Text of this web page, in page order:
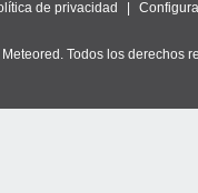
de privacidad
Todos los derechos